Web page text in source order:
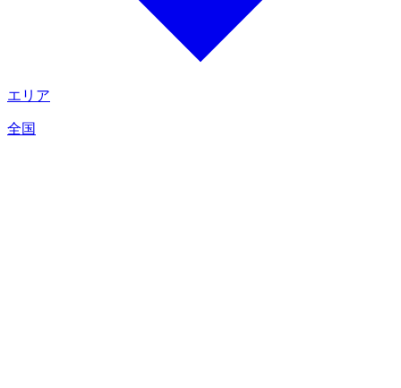
エリア
全国